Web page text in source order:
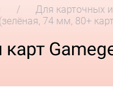
Для карточных
74 мм, 80+